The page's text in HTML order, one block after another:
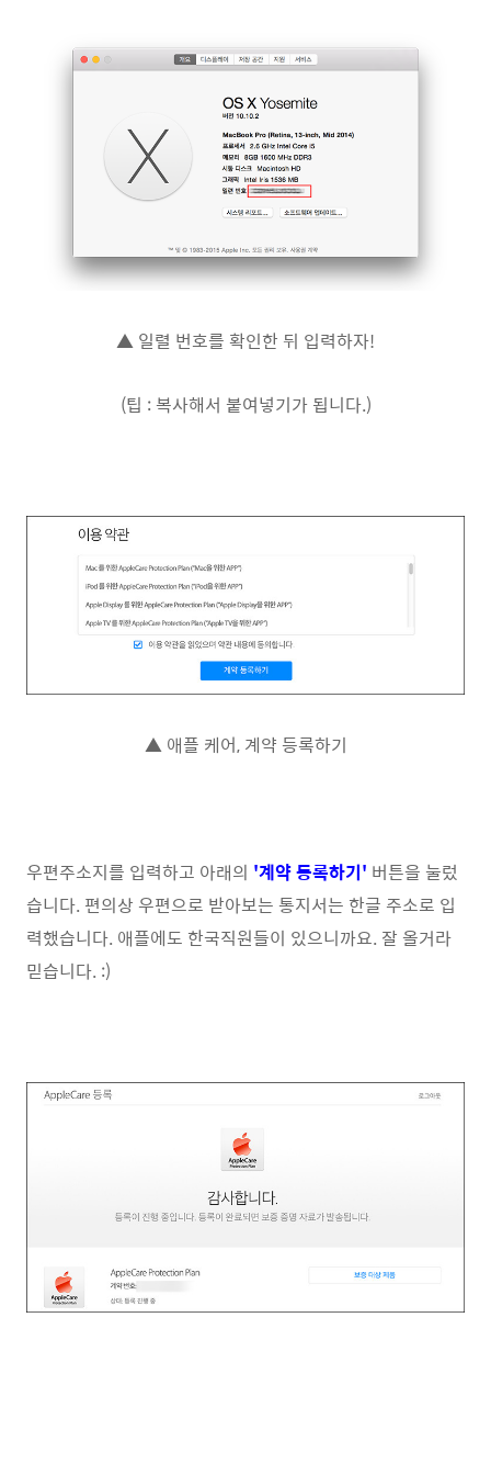
▲ 일렬 번호를 확인한 뒤 입력하자!
(팁 : 복사해서 붙여넣기가 됩니다.)
▲ 애플 케어, 계약 등록하기
우편주소지를 입력하고 아래의 '계약 등록하기' 버튼을 눌렀
습니다. 편의상 우편으로 받아보는 통지서는 한글 주소로 입
력했습니다. 애플에도 한국직원들이 있으니까요. 잘 올거라
믿습니다. :)